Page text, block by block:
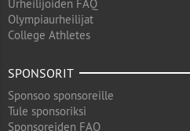
Urheilijoiden FAQ
Olympiaurheilijat
College Athletes
SPONSORIT
Sponsoo sponsoreille
Tule sponsoriksi
Sponsoreiden FAQ